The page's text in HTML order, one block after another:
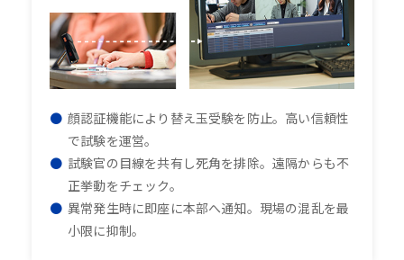
顔認証機能により替え玉受験を防止。高い信頼性
で試験を運営。
試験官の目線を共有し死角を排除。遠隔からも不
正挙動をチェック。
異常発生時に即座に本部へ通知。現場の混乱を最
小限に抑制。